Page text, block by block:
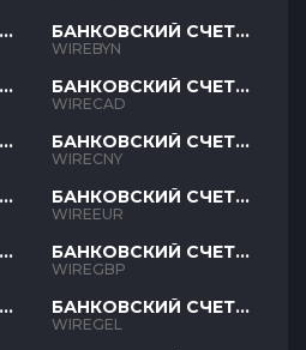
БАНКОВСКИЙ СЧЕТ
BYN
WIREBYN
БАНКОВСКИЙ СЧЕТ
CAD
WIRECAD
БАНКОВСКИЙ СЧЕТ
CNY
WIRECNY
БАНКОВСКИЙ СЧЕТ
EUR
WIREEUR
БАНКОВСКИЙ СЧЕТ
GBP
WIREGBP
БАНКОВСКИЙ СЧЕТ
GEL
WIREGEL